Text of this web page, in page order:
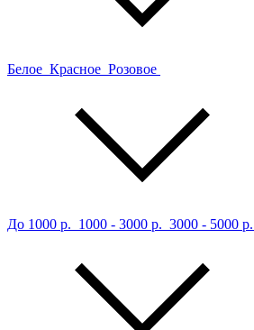
Белое Красное Розовое
До 1000 р. 1000 - 3000 р. 3000 - 5000 р.